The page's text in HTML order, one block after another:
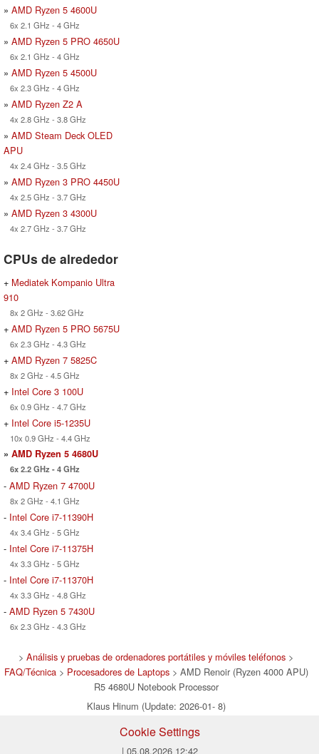
» AMD Ryzen 5 4600U
6x 2.1 GHz - 4 GHz
» AMD Ryzen 5 PRO 4650U
6x 2.1 GHz - 4 GHz
» AMD Ryzen 5 4500U
6x 2.3 GHz - 4 GHz
» AMD Ryzen Z2 A
4x 2.8 GHz - 3.8 GHz
» AMD Steam Deck OLED
APU
4x 2.4 GHz - 3.5 GHz
» AMD Ryzen 3 PRO 4450U
4x 2.5 GHz - 3.7 GHz
» AMD Ryzen 3 4300U
4x 2.7 GHz - 3.7 GHz
CPUs de alrededor
+ Mediatek Kompanio Ultra
910
8x 2 GHz - 3.62 GHz
+ AMD Ryzen 5 PRO 5675U
6x 2.3 GHz - 4.3 GHz
+ AMD Ryzen 7 5825C
8x 2 GHz - 4.5 GHz
+ Intel Core 3 100U
6x 0.9 GHz - 4.7 GHz
+ Intel Core i5-1235U
10x 0.9 GHz - 4.4 GHz
» AMD Ryzen 5 4680U
6x 2.2 GHz - 4 GHz
- AMD Ryzen 7 4700U
8x 2 GHz - 4.1 GHz
- Intel Core i7-11390H
4x 3.4 GHz - 5 GHz
- Intel Core i7-11375H
4x 3.3 GHz - 5 GHz
- Intel Core i7-11370H
4x 3.3 GHz - 4.8 GHz
- AMD Ryzen 5 7430U
6x 2.3 GHz - 4.3 GHz
> Análisis y pruebas de ordenadores portátiles y móviles teléfonos >
FAQ/Técnica> Procesadores de Laptops> AMD Renoir (Ryzen 4000 APU)
R5 4680U Notebook Processor
Klaus Hinum (Update: 2026-01- 8)
Cookie Settings
| 05.08.2026 12:42